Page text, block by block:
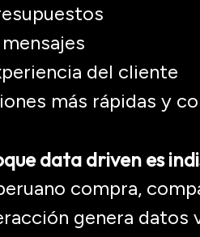
del cliente
más rápidas y
datadriven es
compra,
genera datos